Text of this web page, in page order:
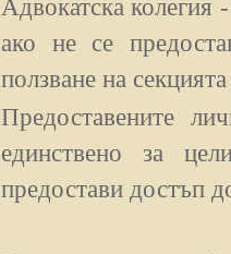
Адвокатска колегия
ако не се
ползване на
Предоставените
единствено за
предостави достъп